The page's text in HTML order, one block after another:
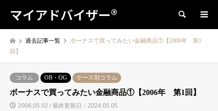
マイアドバイザー® 検索
過去記事一覧
ボーナスで買ってみたい金融商品①【2006年 第1
回】
コラム OB・OG ケース別コラム
ボーナスで買ってみたい金融商品①【2006年 第1回】
2006.05.02 / 最終更新日：2024.05.05